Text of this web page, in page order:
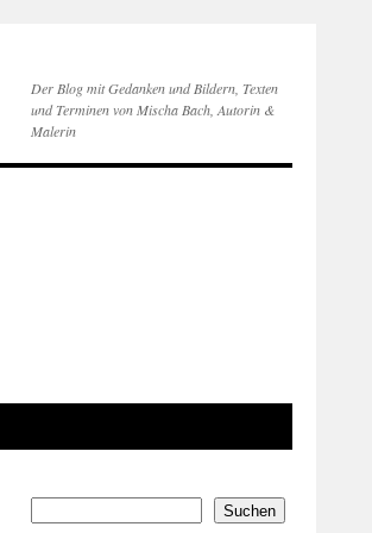
Der Blog mit Gedanken und Bildern, Texten
und Terminen von Mischa Bach, Autorin &
Malerin
Suchen